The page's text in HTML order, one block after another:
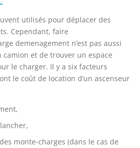
utilisés pour déplacer des
Cependant, faire
demenagement n’est pas aussi
et de trouver un espace
le charger. Il y a six facteurs
le coût de location d’un ascenseur
monte-charges (dans le cas de